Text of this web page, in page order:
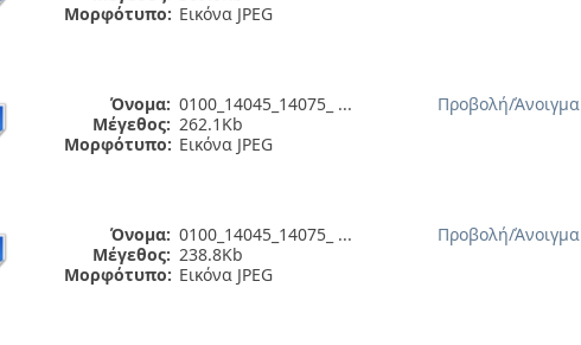
Μορφότυπο: Εικόνα JPEG
Όνομα: 0100_14045_14075_ ...
Μέγεθος: 262.1Kb
Μορφότυπο: Εικόνα JPEG
Προβολή/Άνοιγμα
Όνομα: 0100_14045_14075_ ...
Μέγεθος: 238.8Kb
Μορφότυπο: Εικόνα JPEG
Προβολή/Άνοιγμα